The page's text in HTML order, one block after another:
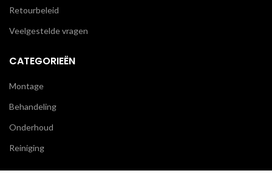
Retourbeleid
Veelgestelde vragen
CATEGORIEËN
Montage
Behandeling
Onderhoud
Reiniging